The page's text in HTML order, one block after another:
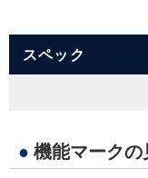
スペック
● 機能マークの